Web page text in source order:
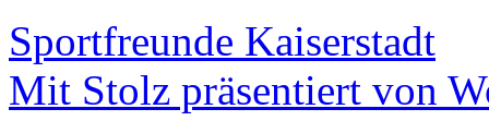
Sportfreunde Kaiserstadt
Mit Stolz präsentiert von